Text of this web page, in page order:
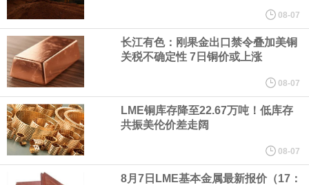
纽约期银日内涨4%，现报64.08美元/盎司。
宇树科技董事长、总经理兼首席技术官王兴兴在网上路演时表示，
经过多年研发创新和技术积累，公司逐步形成了包括一体化关节集
成技术、高紧凑度机器人身体集成技术、机器人激光雷达全自研核
心技术等多项已商业化应用的核心技术并已应用于公司的高性能通
用人形机器人、四足机器人等产品。
08-07
长江有色：刚果金出口禁令叠加美铜
关税不确定性 7日铜价或上涨
08-07
LME铜库存降至22.67万吨！低库存
共振美伦价差走阔
08-07
8月7日LME基本金属最新报价（17：